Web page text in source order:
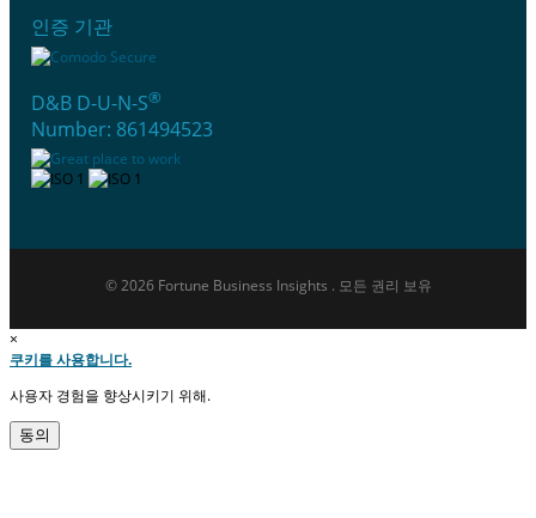
인증 기관
D&B D-U-N-S®
Number: 861494523
© 2026 Fortune Business Insights . 모든 권리 보유
×
쿠키를 사용합니다.
사용자 경험을 향상시키기 위해.
동의